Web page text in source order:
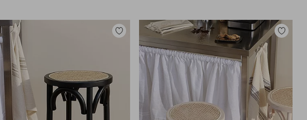
Dodaj
ulubionych
Dodaj